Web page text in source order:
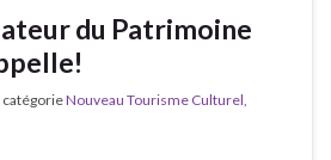
du Patrimoine
catégorieNouveau Tourisme Culturel,